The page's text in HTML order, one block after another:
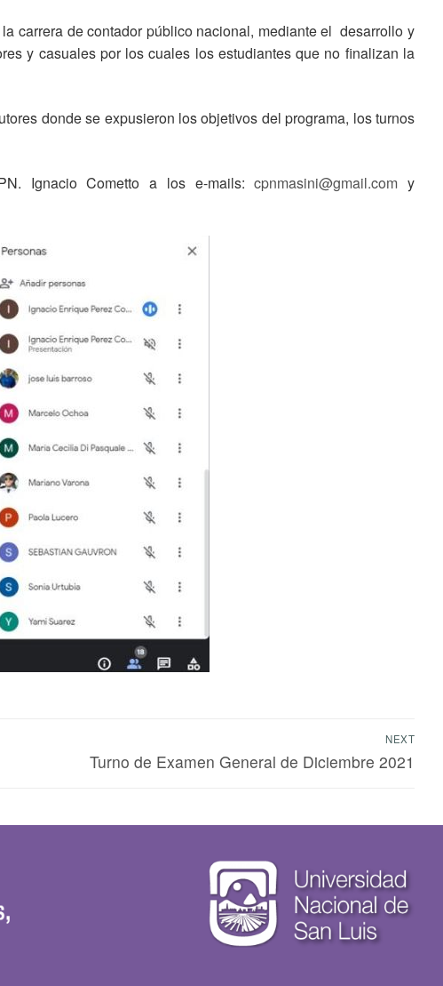
carrera de contador público nacional, mediante el desarrollo y
y casuales por los cuales los estudiantes que no finalizan la
donde se expusieron los objetivos del programa, los turnos
Ignacio Cometto a los e-mails:cpnmasini@gmail.com y
NEXT
Turno de Examen General de Diciembre 2021